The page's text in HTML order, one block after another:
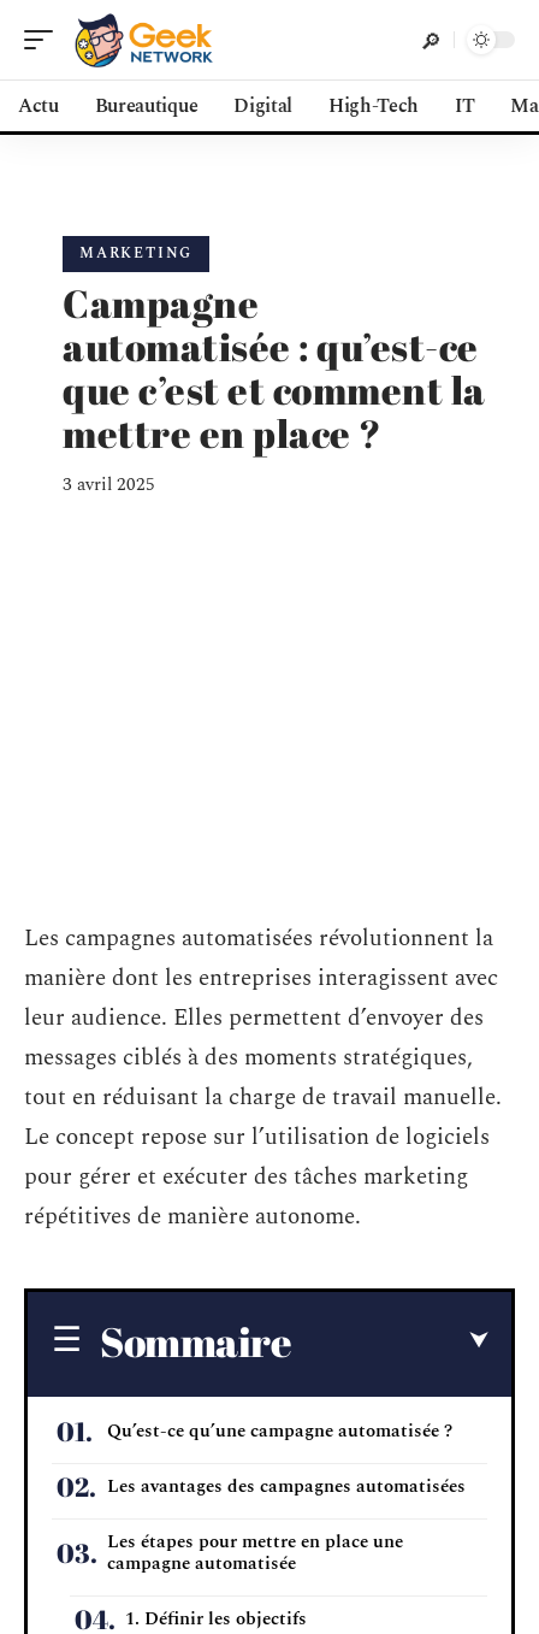
Actu Bureautique Digital High-Tech IT
MARKETING
Campagne
automatisée : qu’est-ce
que c’est et comment la
mettre en place ?
3 avril 2025
Les campagnes automatisées révolutionnent la
manière dont les entreprises interagissent avec
leur audience. Elles permettent d’envoyer des
messages ciblés à des moments stratégiques,
tout en réduisant la charge de travail manuelle.
Le concept repose sur l’utilisation de logiciels
pour gérer et exécuter des tâches marketing
répétitives de manière autonome.
Sommaire
Qu’est-ce qu’une campagne automatisée ?
Les avantages des campagnes automatisées
Les étapes pour mettre en place une
campagne automatisée
1. Définir les objectifs